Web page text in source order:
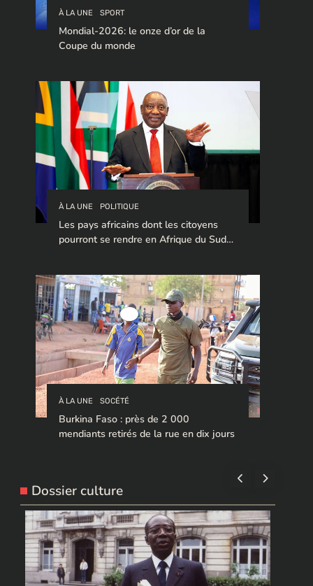
À LA UNE SPORT
Mondial-2026: le onze d’or de la
Coupe du monde
À LA UNE POLITIQUE
Les pays africains dont les citoyens
pourront se rendre en Afrique du Sud
À LA UNE SOCÉTÉ
Burkina Faso : près de 2 000
mendiants retirés de la rue en dix jours
Dossier culture